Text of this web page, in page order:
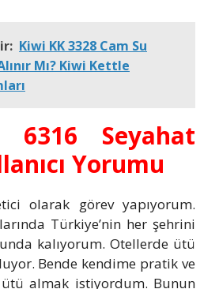
Kiwi KK 3328 Cam Su
Mı? Kiwi Kettle
6316 Seyahat
Yorumu
olarak görev yapıyorum.
Türkiye’nin her şehrini
kalıyorum. Otellerde ütü
Bende kendime pratik ve
almak istiyordum. Bunun